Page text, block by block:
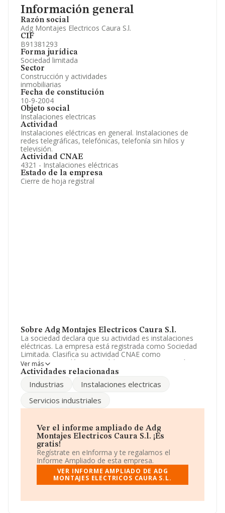
Información general
Razón social
Adg Montajes Electricos Caura S.l.
CIF
B91381293
Forma jurídica
Sociedad limitada
Sector
Construcción y actividades
inmobiliarias
Fecha de constitución
10-9-2004
Objeto social
Instalaciones electricas
Actividad
Instalaciones eléctricas en general. Instalaciones de
redes telegráficas, telefónicas, telefonía sin hilos y
televisión.
Actividad CNAE
4321 - Instalaciones eléctricas
Estado de la empresa
Cierre de hoja registral
Sobre Adg Montajes Electricos Caura S.l.
La sociedad declara que su actividad es instalaciones
eléctricas. La empresa está registrada como Sociedad
Limitada. Clasifica su actividad CNAE como
'Instalaciones eléctricas', código 4321. La compañía no
tiene actividad en mercados exteriores.
La empresaAdg Montajes Electricos Caura S.L
en Calle Hermandad núm. 7, (41100), Coria Del Rio, en
Sevilla, Andalucía.
En relación con el sector y disponiendo de los datos de
hasta 45.460 empresas, en el ámbito nacional la
facturación alcanza la cifra de 25.317 millones de euros
y se estima que el promedio de la facturación entre
todas las empresas es de 556 mil euros. Teniendo en
cuenta la información sobre Sevilla, en la base de datos
de INFORMA aparecen 1790 empresas, cuyas ventas
han obtenido los 1.031 millones de euros. Para aportar
media de empleados de las empresas es de 4. La
Ver más
Actividades relacionadas
Industrias
Instalaciones electricas
Servicios industriales
Ver el informe ampliado de Adg
Montajes Electricos Caura S.l. ¡Es
gratis!
Regístrate en eInforma y te regalamos el
Informe Ampliado de esta empresa.
VER INFORME AMPLIADO DE ADG
MONTAJES ELECTRICOS CAURA S.L.
Información oficial y registral complementaria.